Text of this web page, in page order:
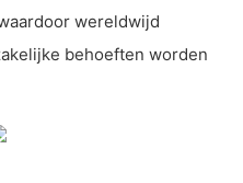
wereldwijd
behoeften worden